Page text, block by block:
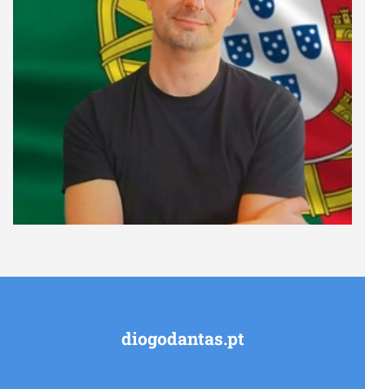
diogodantas.pt